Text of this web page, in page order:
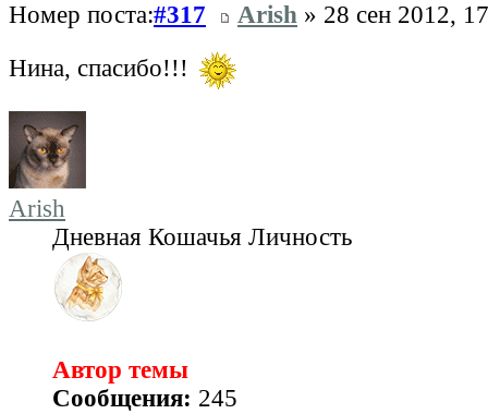
Номер поста:#317 Arish » 28 сен 2012,
Нина, спасибо!!!
Arish
Дневная Кошачья Личность
Автор темы
Сообщения: 245